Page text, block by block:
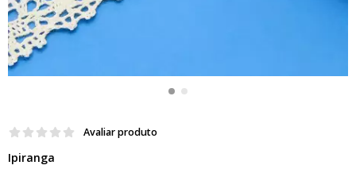
Avaliar produto
Ipiranga